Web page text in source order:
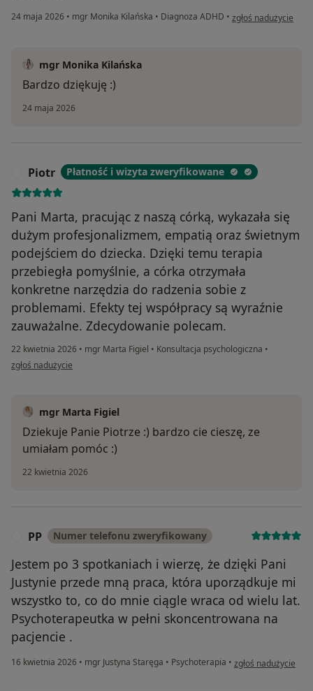
24 maja 2026 • mgr Monika Kilańska • Diagnoza ADHD • w opinii
zgłoś nadużycie
mgr Monika Kilańska
Bardzo dziękuję :)
24 maja 2026
Piotr Płatność i wizyta zweryfikowane
Pani Marta, pracując z naszą córką, wykazała się
dużym profesjonalizmem, empatią oraz świetnym
podejściem do dziecka. Dzięki temu terapia
przebiegła pomyślnie, a córka otrzymała
konkretne narzędzia do radzenia sobie z
problemami. Efekty tej współpracy są wyraźnie
zauważalne. Zdecydowanie polecam.
22 kwietnia 2026 • mgr Marta Figiel • Konsultacja psychologiczna •
w opinii użytkownika Piotr
zgłoś nadużycie
mgr Marta Figiel
Dziekuje Panie Piotrze :) bardzo cie cieszę, ze
umiałam pomóc :)
22 kwietnia 2026
PP Numer telefonu zweryfikowany
Jestem po 3 spotkaniach i wierzę, że dzięki Pani
Justynie przede mną praca, która uporządkuje mi
wszystko to, co do mnie ciągle wraca od wielu lat.
Psychoterapeutka w pełni skoncentrowana na
pacjencie .
16 kwietnia 2026 • mgr Justyna Staręga • Psychoterapia • w opinii użytkownika
zgłoś nadużycie